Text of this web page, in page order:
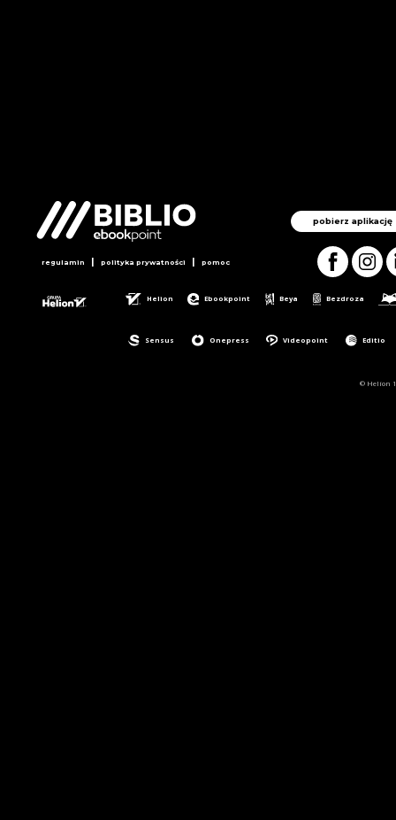
pobierz aplikację
regulamin | polityka prywatności | pomoc
Helion Ebookpoint Beya Bezdroza
Sensus Onepress Videopoint Editio
© Helion